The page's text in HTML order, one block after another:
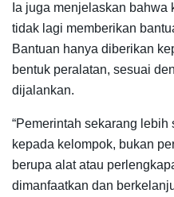
Ia juga menjelaskan
tidak lagi memberikan
Bantuan hanya diberikan
bentuk peralatan, sesuai
dijalankan.
“Pemerintah sekarang
kepada kelompok, bukan
berupa alat atau
dimanfaatkan dan